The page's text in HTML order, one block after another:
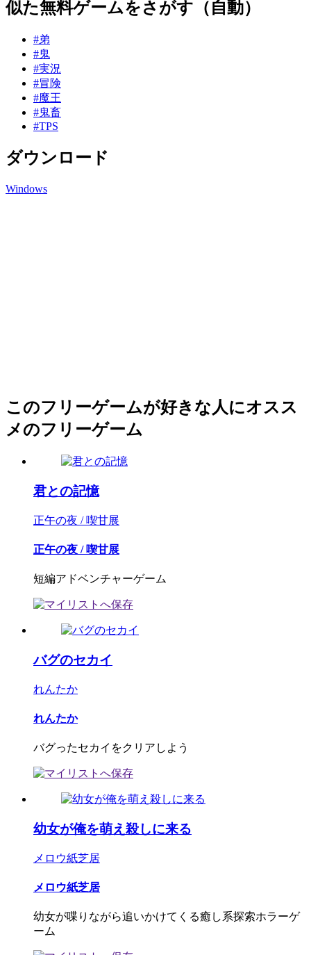
似た無料ゲームをさがす（自動）
#弟
#鬼
#実況
#冒険
#魔王
#鬼畜
#TPS
ダウンロード
Windows
このフリーゲームが好きな人にオスス
メのフリーゲーム
君との記憶
正午の夜 / 喫甘展
正午の夜 / 喫甘展
短編アドベンチャーゲーム
バグのセカイ
れんたか
れんたか
バグったセカイをクリアしよう
幼女が俺を萌え殺しに来る
メロウ紙芝居
メロウ紙芝居
幼女が喋りながら追いかけてくる癒し系探索ホラーゲ
ーム